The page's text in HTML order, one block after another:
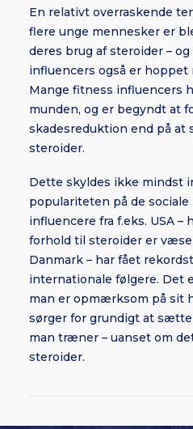
En relativt overraskende
flere unge mennesker er
deres brug af steroider –
influencers også er hoppet
Mange fitness influencers
munden, og er begyndt at
skadesreduktion end på at
steroider.
Dette skyldes ikke mindst
populariteten på de sociale
influencere fra f.eks. USA –
forhold til steroider er
Danmark – har fået
internationale følgere. Det
man er opmærksom på sit
sørger for grundigt at
man træner – uanset om
steroider.